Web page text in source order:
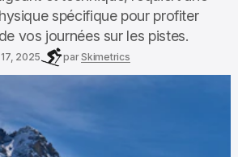
spécifique pour profiter
vos journées sur les pistes.
2025 parSkimetrics